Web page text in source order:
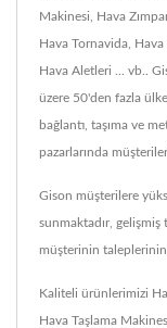
Makinesi, Hava
Hava Tornavida,
Hava Aletleri ... vb..
üzere 50'den fazla
bağlantı, taşıma ve
pazarlarında
Gison müşterilere
sunmaktadır,
müşterinin taleplerinin
Kaliteli ürünlerimizi
Hava Taşlama